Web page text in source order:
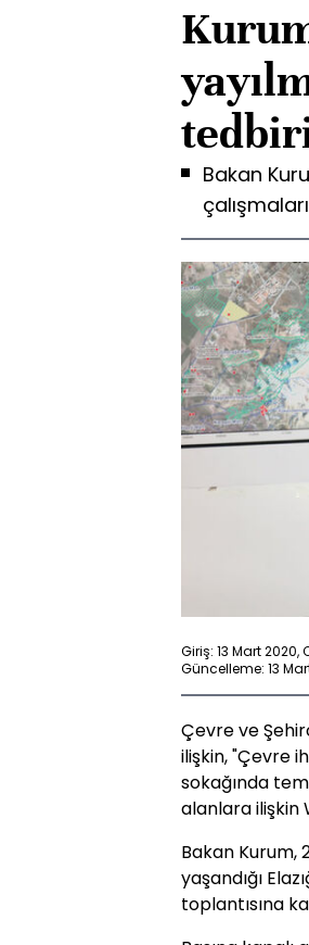
Bakan
Giriş: 13 Mart 2020,
Güncelleme: 13
Çevre ve
ilişkin, "Çevre
sokağında
alanlara ilişkin
Bakan
yaşandığı
toplantısına